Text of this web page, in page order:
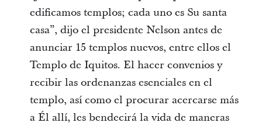
edificamos templos; cada uno es Su santa
casa”, dijo el presidente Nelson antes de
anunciar 15 templos nuevos, entre ellos el
Templo de Iquitos. El hacer convenios y
recibir las ordenanzas esenciales en el
templo, así como el procurar acercarse más
a Él allí, les bendecirá la vida de maneras